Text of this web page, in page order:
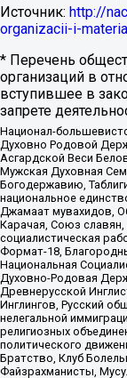
Источник: http://
organizacii-i-
* Перечень
организаций в
вступившее в
запрете
Национал-
Духовно Родовой
Асгардской Веси
Мужская Духовная
Богодержавию,
национальное
Джамаат мувахидов,
Карачая, Союз
социалистическая
Формат-18,
Национальная
Духовно-Родовая
Древнерусской
Инглингов, Русский
нелегальной
религиозных
политического
Братство, Клуб
Файзрахманисты,